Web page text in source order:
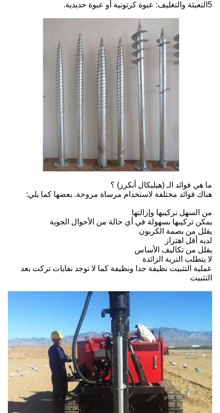
5التعبئة والتغليف: عبوة كرتونية أو عبوة حديدية.
ما هي فوائد الـ (هيليكال أنكرز) ؟
هناك فوائد مختلفة لاستخدام مرساة مروحة. بعضها كما يلي:
من السهل تركيبها وإزالتها
يمكن تركيبها بسهولة في أي حالة من الأحوال الجوية
يقلل من بصمة الكربون
لديه أقل اهتزاز
يقلل من تكاليف الأساس
لا يتطلب التربة الزائدة
عملية التثبيت نظيفة جدا ونظيفة كما لا توجد نفايات تركت بعد
التثبيت